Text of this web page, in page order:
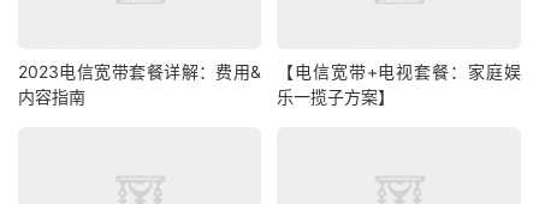
2023电信宽带套餐详解：费用&
内容指南
【电信宽带+电视套餐：家庭娱
乐一揽子方案】